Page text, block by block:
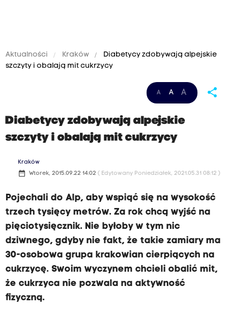
Aktualności Kraków
Diabetycy zdobywają alpejskie
szczyty i obalają mit cukrzycy
A A A share
Diabetycy zdobywają alpejskie
szczyty i obalają mit cukrzycy
Kraków
date_range Wtorek, 2015.09.22 14:02 ( Edytowany Poniedziałek, 2021.05.31 08:12 )
Pojechali do Alp, aby wspiąć się na wysokość
trzech tysięcy metrów. Za rok chcą wyjść na
pięciotysięcznik. Nie byłoby w tym nic
dziwnego, gdyby nie fakt, że takie zamiary ma
30-osobowa grupa krakowian cierpiących na
cukrzycę. Swoim wyczynem chcieli obalić mit,
że cukrzyca nie pozwala na aktywność
fizyczną.